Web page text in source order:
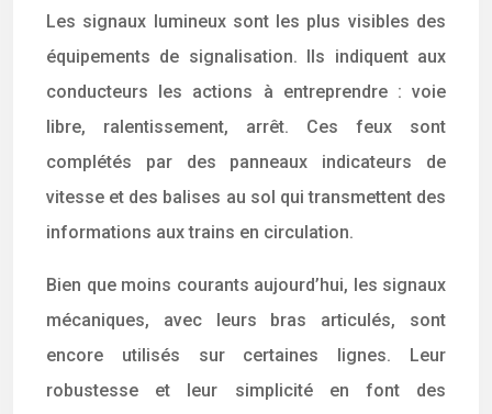
Les signaux lumineux sont les plus visibles des
équipements de signalisation. Ils indiquent aux
conducteurs les actions à entreprendre : voie
libre, ralentissement, arrêt. Ces feux sont
complétés par des panneaux indicateurs de
vitesse et des balises au sol qui transmettent des
informations aux trains en circulation.
Bien que moins courants aujourd’hui, les signaux
mécaniques, avec leurs bras articulés, sont
encore utilisés sur certaines lignes. Leur
robustesse et leur simplicité en font des